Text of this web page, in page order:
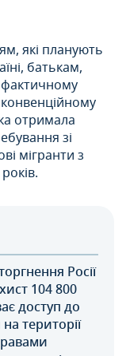
які планують
батькам,
фактичному
отримала
зі
мігранти з
Росії
104 800
доступ до
території